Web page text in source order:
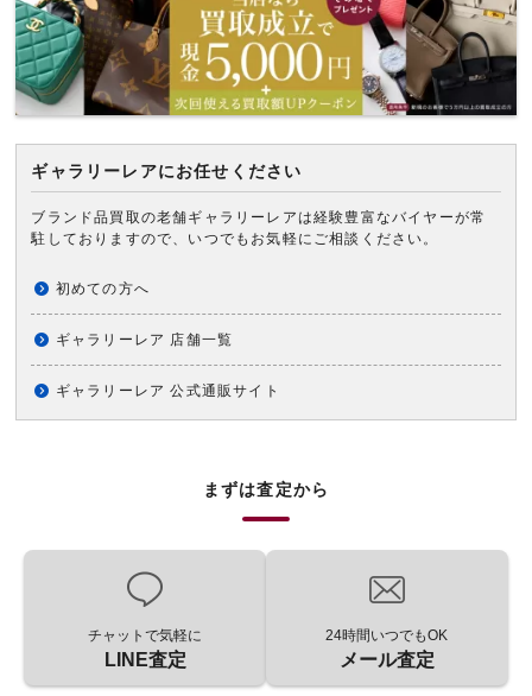
ギャラリーレアにお任せください
ブランド品買取の老舗ギャラリーレアは経験豊富なバイヤーが常
駐しておりますので、いつでもお気軽にご相談ください。
初めての方へ
ギャラリーレア 店舗一覧
ギャラリーレア 公式通販サイト
まずは査定から
チャットで気軽に
LINE査定
24時間いつでもOK
メール査定